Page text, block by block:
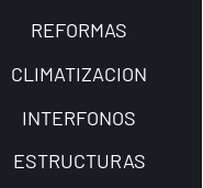
REFORMAS
CLIMATIZACION
INTERFONOS
ESTRUCTURAS